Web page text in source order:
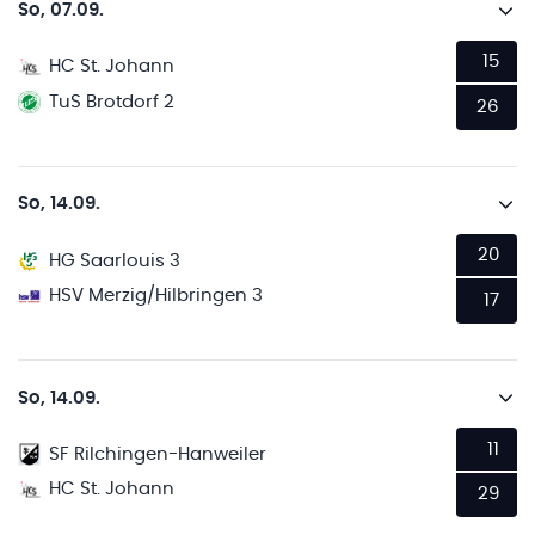
So, 07.09.
HC St. Johann
TuS Brotdorf 2
15
26
So, 14.09.
HG Saarlouis 3
HSV Merzig/Hilbringen 3
20
17
So, 14.09.
SF Rilchingen-Hanweiler
HC St. Johann
11
29